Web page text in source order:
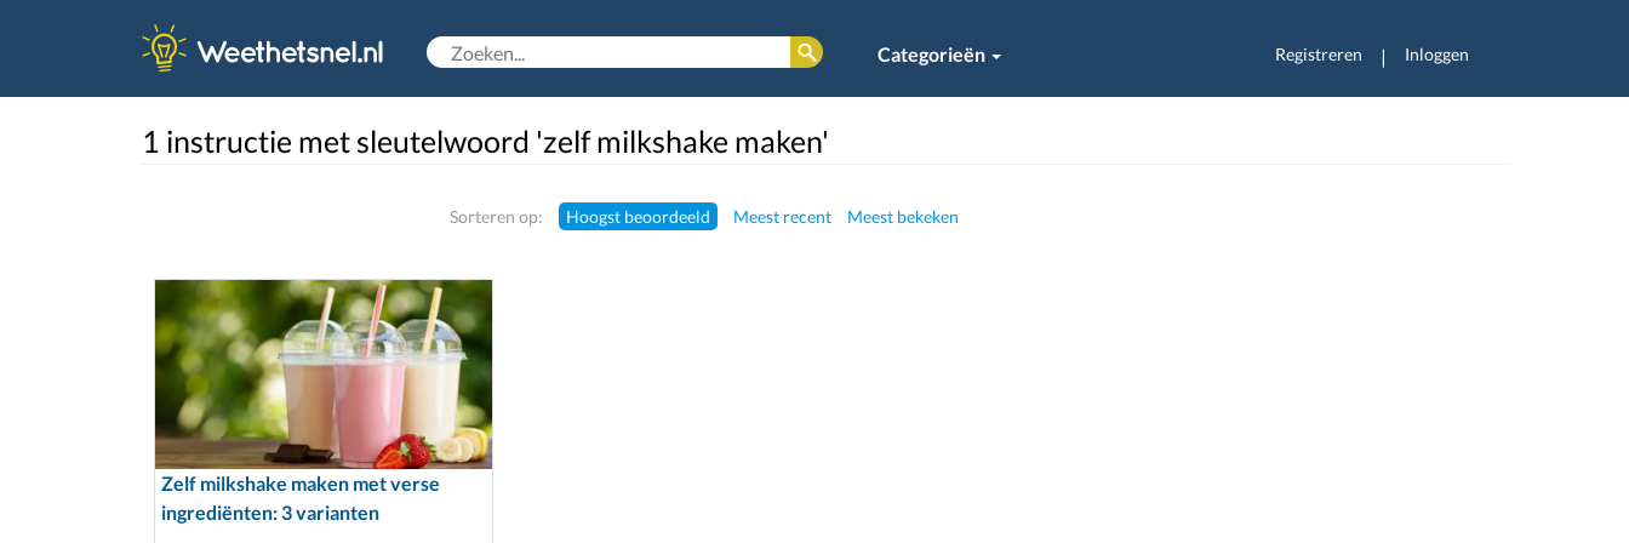
Categorieën Registreren | Inloggen
1 instructie met sleutelwoord 'zelf milkshake maken'
Sorteren op: Hoogst beoordeeld Meest recent Meest bekeken
Zelf milkshake maken met verse
ingrediënten: 3 varianten